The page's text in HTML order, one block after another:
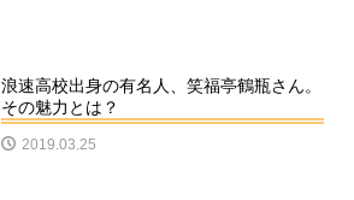
浪速高校出身の有名人、笑福亭鶴瓶さん。
その魅力とは？
2019.03.25